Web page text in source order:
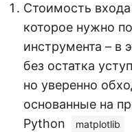
Стоимость
которое нужно
инструмента – в
без остатка
но уверенно
основанные на
Python
matplotlib